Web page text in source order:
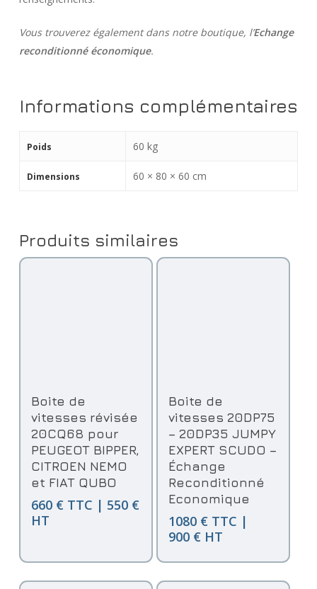
Vous trouverez également dans notre boutique, l’Echange
reconditionné économique.
Informations complémentaires
Poids 60 kg
Dimensions 60 × 80 × 60 cm
Produits similaires
Boite de
vitesses révisée
20CQ68 pour
PEUGEOT BIPPER,
CITROEN NEMO
et FIAT QUBO
660 € TTC | 550 €
HT
Boite de
vitesses 20DP75
– 20DP35 JUMPY
EXPERT SCUDO –
Échange
Reconditionné
Economique
1080 € TTC |
900 € HT